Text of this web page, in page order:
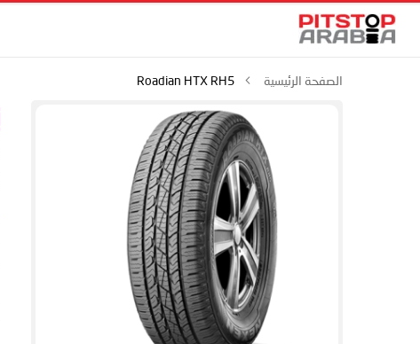
الصفحة الرئيسية Roadian HTX RH5